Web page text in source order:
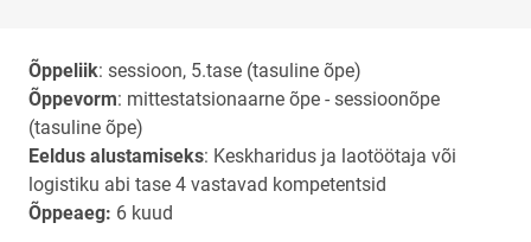
Õppeliik: sessioon, 5.tase (tasuline õpe)
Õppevorm: mittestatsionaarne õpe - sessioonõpe
(tasuline õpe)
Eeldus alustamiseks: Keskharidus ja laotöötaja või
logistiku abi tase 4 vastavad kompetentsid
Õppeaeg: 6 kuud